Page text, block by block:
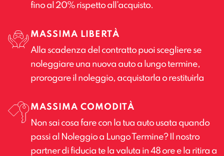
fino al 20% rispetto all’acquisto.
MASSIMA LIBERTÀ
Alla scadenza del contratto puoi scegliere se
noleggiare una nuova auto a lungo termine,
prorogare il noleggio, acquistarla o restituirla
MASSIMA COMODITÀ
Non sai cosa fare con la tua auto usata quando
passi al Noleggio a Lungo Termine? Il nostro
partner di fiducia te la valuta in 48 ore e la ritira a